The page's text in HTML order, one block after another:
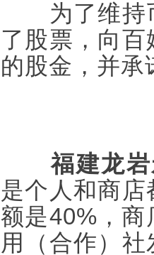
为了维持币
了股票，向
的股金，并承
福建龙
是个人和商
额是40%，
用（合作）